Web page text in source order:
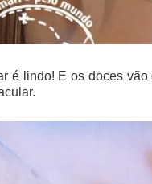
é lindo! E os doces